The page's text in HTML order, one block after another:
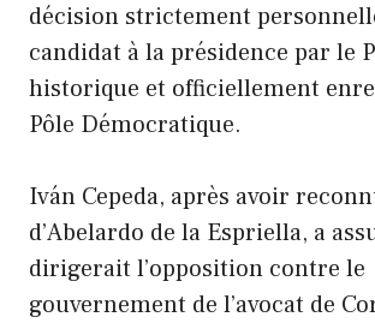
décision strictement
candidat à la présidence par le
historique et officiellement
Pôle Démocratique.
Iván Cepeda, après avoir
d’Abelardo de la Espriella, a
dirigerait l’opposition contre le
gouvernement de l’avocat de